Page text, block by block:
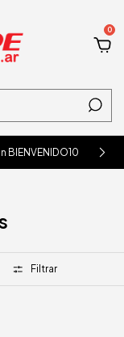
0
BIENVENIDO10
Filtrar